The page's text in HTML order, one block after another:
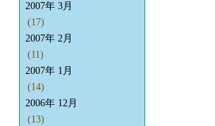
2007年 3月
(17)
2007年 2月
(11)
2007年 1月
(14)
2006年 12月
(13)